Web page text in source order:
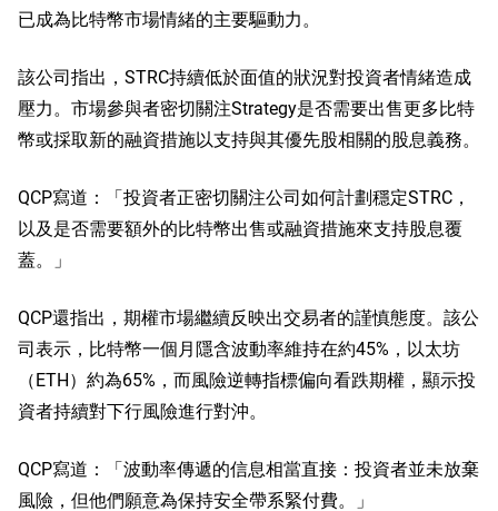
已成為比特幣市場情緒的主要驅動力。
該公司指出，STRC持續低於面值的狀況對投資者情緒造成
壓力。市場參與者密切關注Strategy是否需要出售更多比特
幣或採取新的融資措施以支持與其優先股相關的股息義務。
QCP寫道：「投資者正密切關注公司如何計劃穩定STRC，
以及是否需要額外的比特幣出售或融資措施來支持股息覆
蓋。」
QCP還指出，期權市場繼續反映出交易者的謹慎態度。該公
司表示，比特幣一個月隱含波動率維持在約45%，以太坊
（ETH）約為65%，而風險逆轉指標偏向看跌期權，顯示投
資者持續對下行風險進行對沖。
QCP寫道：「波動率傳遞的信息相當直接：投資者並未放棄
風險，但他們願意為保持安全帶系緊付費。」